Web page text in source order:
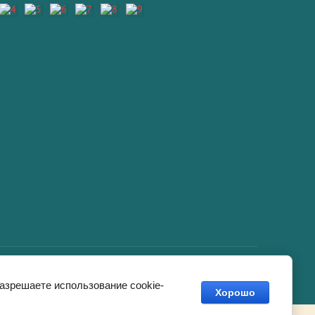
использование cookie-
Хорошо